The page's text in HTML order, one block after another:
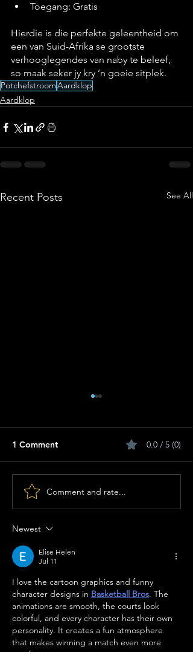
Toegang: Gratis
Hierdie is die perfekte geleentheid om
een van Suid-Afrika se grootste
verhooglegendes van naby te beleef,
so maak seker jy kry ’n goeie sitplek.
PotchefstroomAardklop
Aardklop
Recent Posts See All
Beleef Nuwe Talent op
die Aardklop-verhoog:
Potchefstroom!
1 Comment 0.0 / 5 (0)
Comment and rate...
Newest
Elise Helen
Jul 11
I love the cartoon graphics and funny
character designs in Basketball Bros. The
animations are smooth, the courts look
colorful, and every character has their own
personality. It creates a fun atmosphere
that makes winning a match even more
satisfying.